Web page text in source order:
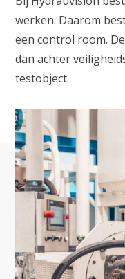
werken. Daarom
een control room.
dan achter
testobject.